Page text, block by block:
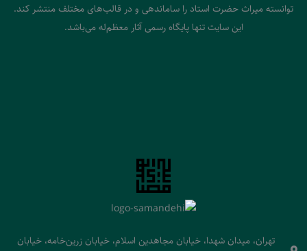
توانسته میراث حضرت استاد را ساماندهی و در قالب‌های مختلف منتشر کند.
این سایت تنها پایگاه رسمی آثار معظم‌له می‌باشد.
تهران، میدان شهدا، خیابان مجاهدین اسلام، خیابان زرین‌خامه، خیابان